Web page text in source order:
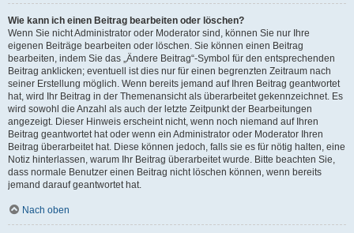
Wie kann ich einen Beitrag bearbeiten oder löschen?
Wenn Sie nicht Administrator oder Moderator sind, können Sie nur Ihre
eigenen Beiträge bearbeiten oder löschen. Sie können einen Beitrag
bearbeiten, indem Sie das „Ändere Beitrag“-Symbol für den entsprechenden
Beitrag anklicken; eventuell ist dies nur für einen begrenzten Zeitraum nach
seiner Erstellung möglich. Wenn bereits jemand auf Ihren Beitrag geantwortet
hat, wird Ihr Beitrag in der Themenansicht als überarbeitet gekennzeichnet. Es
wird sowohl die Anzahl als auch der letzte Zeitpunkt der Bearbeitungen
angezeigt. Dieser Hinweis erscheint nicht, wenn noch niemand auf Ihren
Beitrag geantwortet hat oder wenn ein Administrator oder Moderator Ihren
Beitrag überarbeitet hat. Diese können jedoch, falls sie es für nötig halten, eine
Notiz hinterlassen, warum Ihr Beitrag überarbeitet wurde. Bitte beachten Sie,
dass normale Benutzer einen Beitrag nicht löschen können, wenn bereits
jemand darauf geantwortet hat.
Nach oben